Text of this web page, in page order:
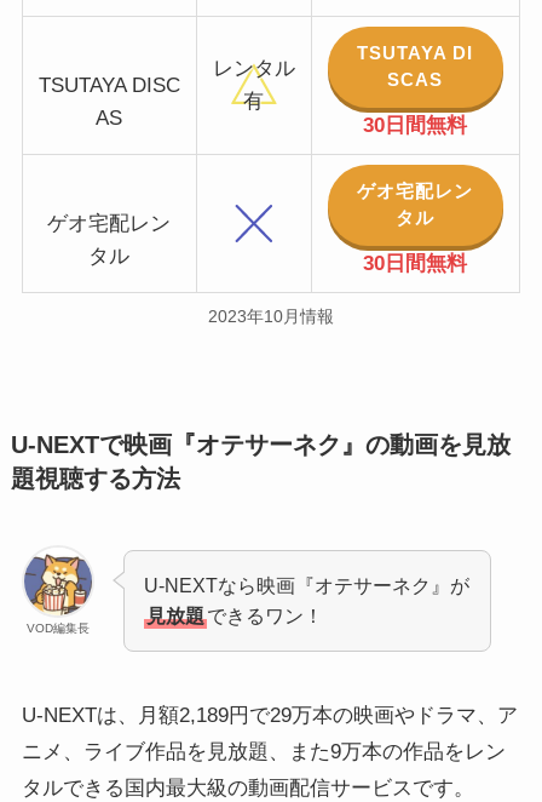
TSUTAYA DISC
AS
レンタル
有
TSUTAYA DI
SCAS
30日間無料
ゲオ宅配レン
タル
ゲオ宅配レン
タル
30日間無料
2023年10月情報
U-NEXTで映画『オテサーネク』の動画を見放
題視聴する方法
VOD編集長
U-NEXTなら映画『オテサーネク』が
見放題できるワン！
U-NEXTは、月額2,189円で29万本の映画やドラマ、ア
ニメ、ライブ作品を見放題、また9万本の作品をレン
タルできる国内最大級の動画配信サービスです。